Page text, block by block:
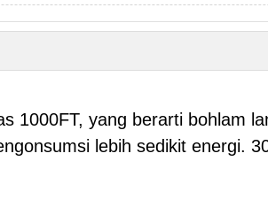
1000FT, yang berarti bohlam
lebih sedikit energi.